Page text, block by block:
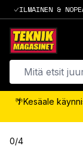
ILMAINEN &
🌴Kesäale
0/4